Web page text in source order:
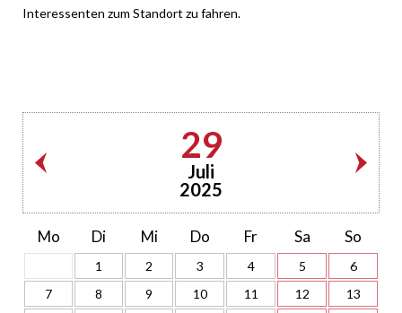
Interessenten zum Standort zu fahren.
29
Juli
2025
Mo Di Mi Do Fr Sa So
1 2 3 4 5
6
7
8 9 10 11 12
13